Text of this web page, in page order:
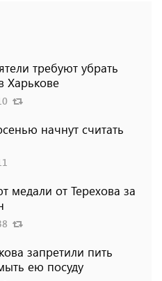
требуют убрать
Харькове
начнут считать
медали от Терехова за
запретили пить
ею посуду